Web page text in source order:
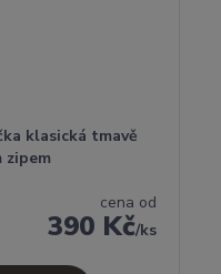
klasická tmavě
zipem
cena od
390 Kč/ks